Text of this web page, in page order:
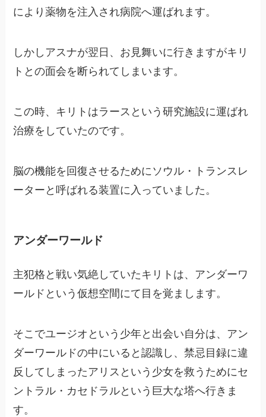
により薬物を注入され病院へ運ばれます。
しかしアスナが翌日、お見舞いに行きますがキリ
トとの面会を断られてしまいます。
この時、キリトはラースという研究施設に運ばれ
治療をしていたのです。
脳の機能を回復させるためにソウル・トランスレ
ーターと呼ばれる装置に入っていました。
アンダーワールド
主犯格と戦い気絶していたキリトは、アンダーワ
ールドという仮想空間にて目を覚まします。
そこでユージオという少年と出会い自分は、アン
ダーワールドの中にいると認識し、禁忌目録に違
反してしまったアリスという少女を救うためにセ
ントラル・カセドラルという巨大な塔へ行きま
す。